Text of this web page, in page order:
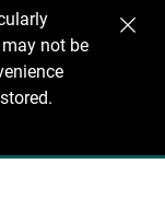
not be